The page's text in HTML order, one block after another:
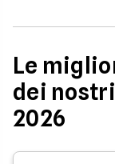
Le
dei
2026